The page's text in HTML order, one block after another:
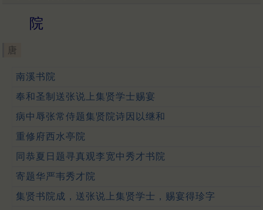
院
唐
南溪书院
奉和圣制送张说上集贤学士赐宴
病中辱张常侍题集贤院诗因以继和
重修府西水亭院
同恭夏日题寻真观李宽中秀才书院
寄题华严韦秀才院
集贤书院成，送张说上集贤学士，赐宴得珍字